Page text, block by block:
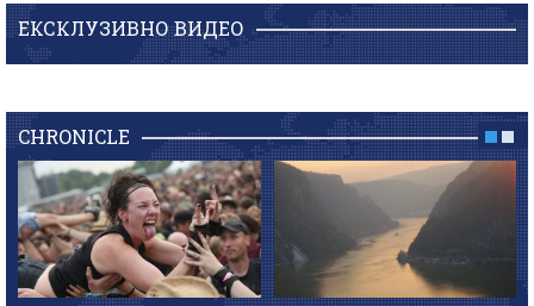
ЕКСКЛУЗИВНО ВИДЕО
CHRONICLE